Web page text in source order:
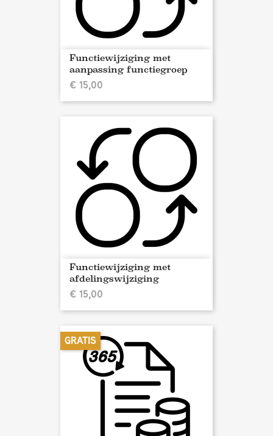
Functiewijziging met
aanpassing functiegroep
€ 15,00
Functiewijziging met
afdelingswijziging
€ 15,00
GRATIS